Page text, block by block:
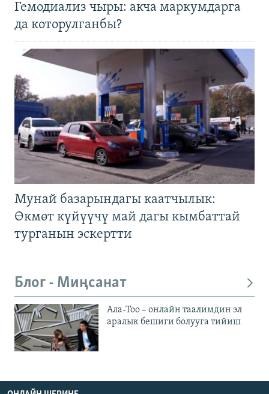
Гемодиализ чыры: акча маркумдарга
да которулганбы?
Мунай базарындагы каатчылык:
Өкмөт күйүүчү май дагы кымбаттай
турганын эскертти
Блог - Миңсанат
Ала-Тоо – онлайн таалимдин эл
аралык бешиги болууга тийиш